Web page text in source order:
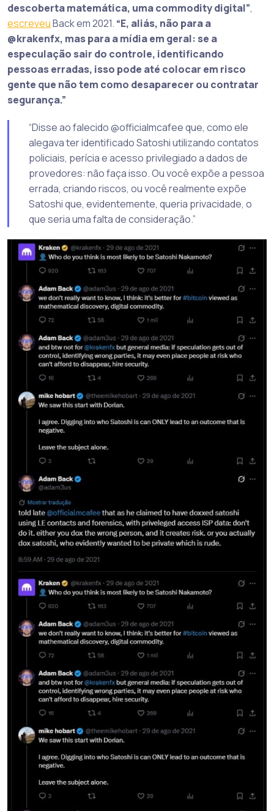
descoberta matemática, uma commodity digital”,
escreveuBack em 2021. “E, aliás, não para a
@krakenfx, mas para a mídia em geral: se a
especulação sair do controle, identificando
pessoas erradas, isso pode até colocar em risco
gente que não tem como desaparecer ou contratar
segurança.”
“Disse ao falecido @officialmcafee que, como ele
alegava ter identificado Satoshi utilizando contatos
policiais, perícia e acesso privilegiado a dados de
provedores: não faça isso. Ou você expõe a pessoa
errada, criando riscos, ou você realmente expõe
Satoshi que, evidentemente, queria privacidade, o
que seria uma falta de consideração.”